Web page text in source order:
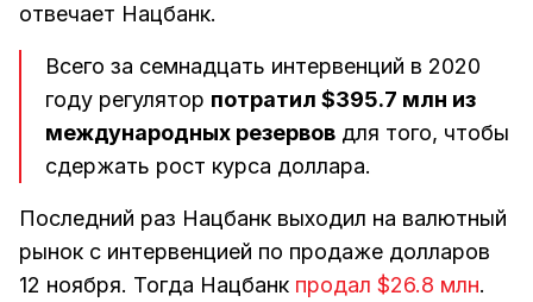
отвечает Нацбанк.
Всего за семнадцать интервенций в 2020
году регулятор потратил $395.7 млн из
международных резервов для того, чтобы
сдержать рост курса доллара.
Последний раз Нацбанк выходил на валютный
рынок с интервенцией по продаже долларов
12 ноября. Тогда Нацбанк продал $26.8 млн.